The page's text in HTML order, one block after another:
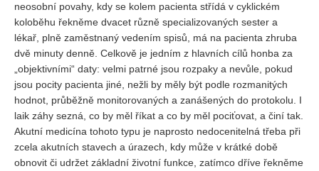
neosobní povahy, kdy se kolem pacienta střídá v cyklickém
koloběhu řekněme dvacet různě specializovaných sester a
lékař, plně zaměstnaný vedením spisů, má na pacienta zhruba
dvě minuty denně. Celkově je jedním z hlavních cílů honba za
„objektivními“ daty: velmi patrné jsou rozpaky a nevůle, pokud
jsou pocity pacienta jiné, nežli by měly být podle rozmanitých
hodnot, průběžně monitorovaných a zanášených do protokolu. I
laik záhy sezná, co by měl říkat a co by měl pociťovat, a činí tak.
Akutní medicína tohoto typu je naprosto nedocenitelná třeba při
zcela akutních stavech a úrazech, kdy může v krátké době
obnovit či udržet základní životní funkce, zatímco dříve řekněme